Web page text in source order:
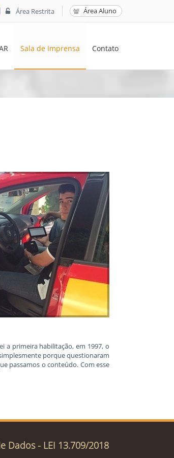
| Área Restrita Área Aluno
Sala de Imprensa Contato
a primeira habilitação, em 1997, o
porque questionaram
passamos o conteúdo. Com esse
Dados - LEI 13.709/2018